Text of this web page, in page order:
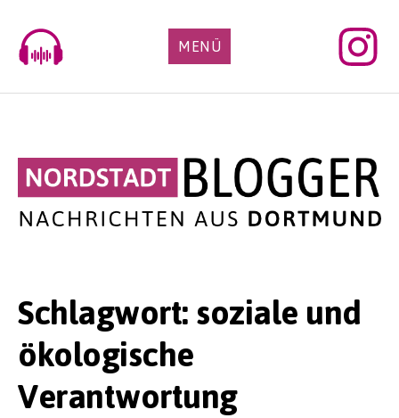
content
MENÜ
Schlagwort: soziale und
ökologische
Verantwortung